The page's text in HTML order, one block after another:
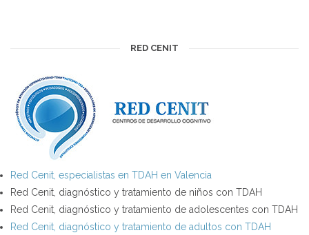
RED CENIT
Red Cenit, especialistas en TDAH en Valencia
Red Cenit, diagnóstico y tratamiento de niños con TDAH
Red Cenit, diagnóstico y tratamiento de adolescentes con TDAH
Red Cenit, diagnóstico y tratamiento de adultos con TDAH